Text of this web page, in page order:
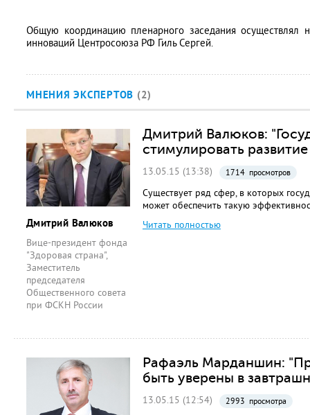
Общую координацию пленарного заседания осуществлял
инноваций Центросоюза РФ Гиль Сергей.
МНЕНИЯ ЭКСПЕРТОВ (2)
Дмитрий Валюков
Вице-президент фонда
"Здоровая страна",
Заместитель
председателя
Общественного совета
при ФСКН России
Дмитрий Валюков:
стимулировать
13.05.15 (13:38) 1714 просмотров
Существует ряд сфер, в которых
может обеспечить такую
Читать полностью
Рафаэль Марданшин:
быть уверены в
13.05.15 (12:54) 2993 просмотра